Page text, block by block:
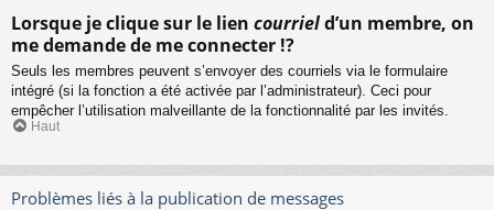
Lorsque je clique sur le lien courrield’un membre, on
me demande de me connecter !?
Seuls les membres peuvent s’envoyer des courriels via le formulaire
intégré (si la fonction a été activée par l’administrateur). Ceci pour
empêcher l’utilisation malveillante de la fonctionnalité par les invités.
Haut
Problèmes liés à la publication de messages